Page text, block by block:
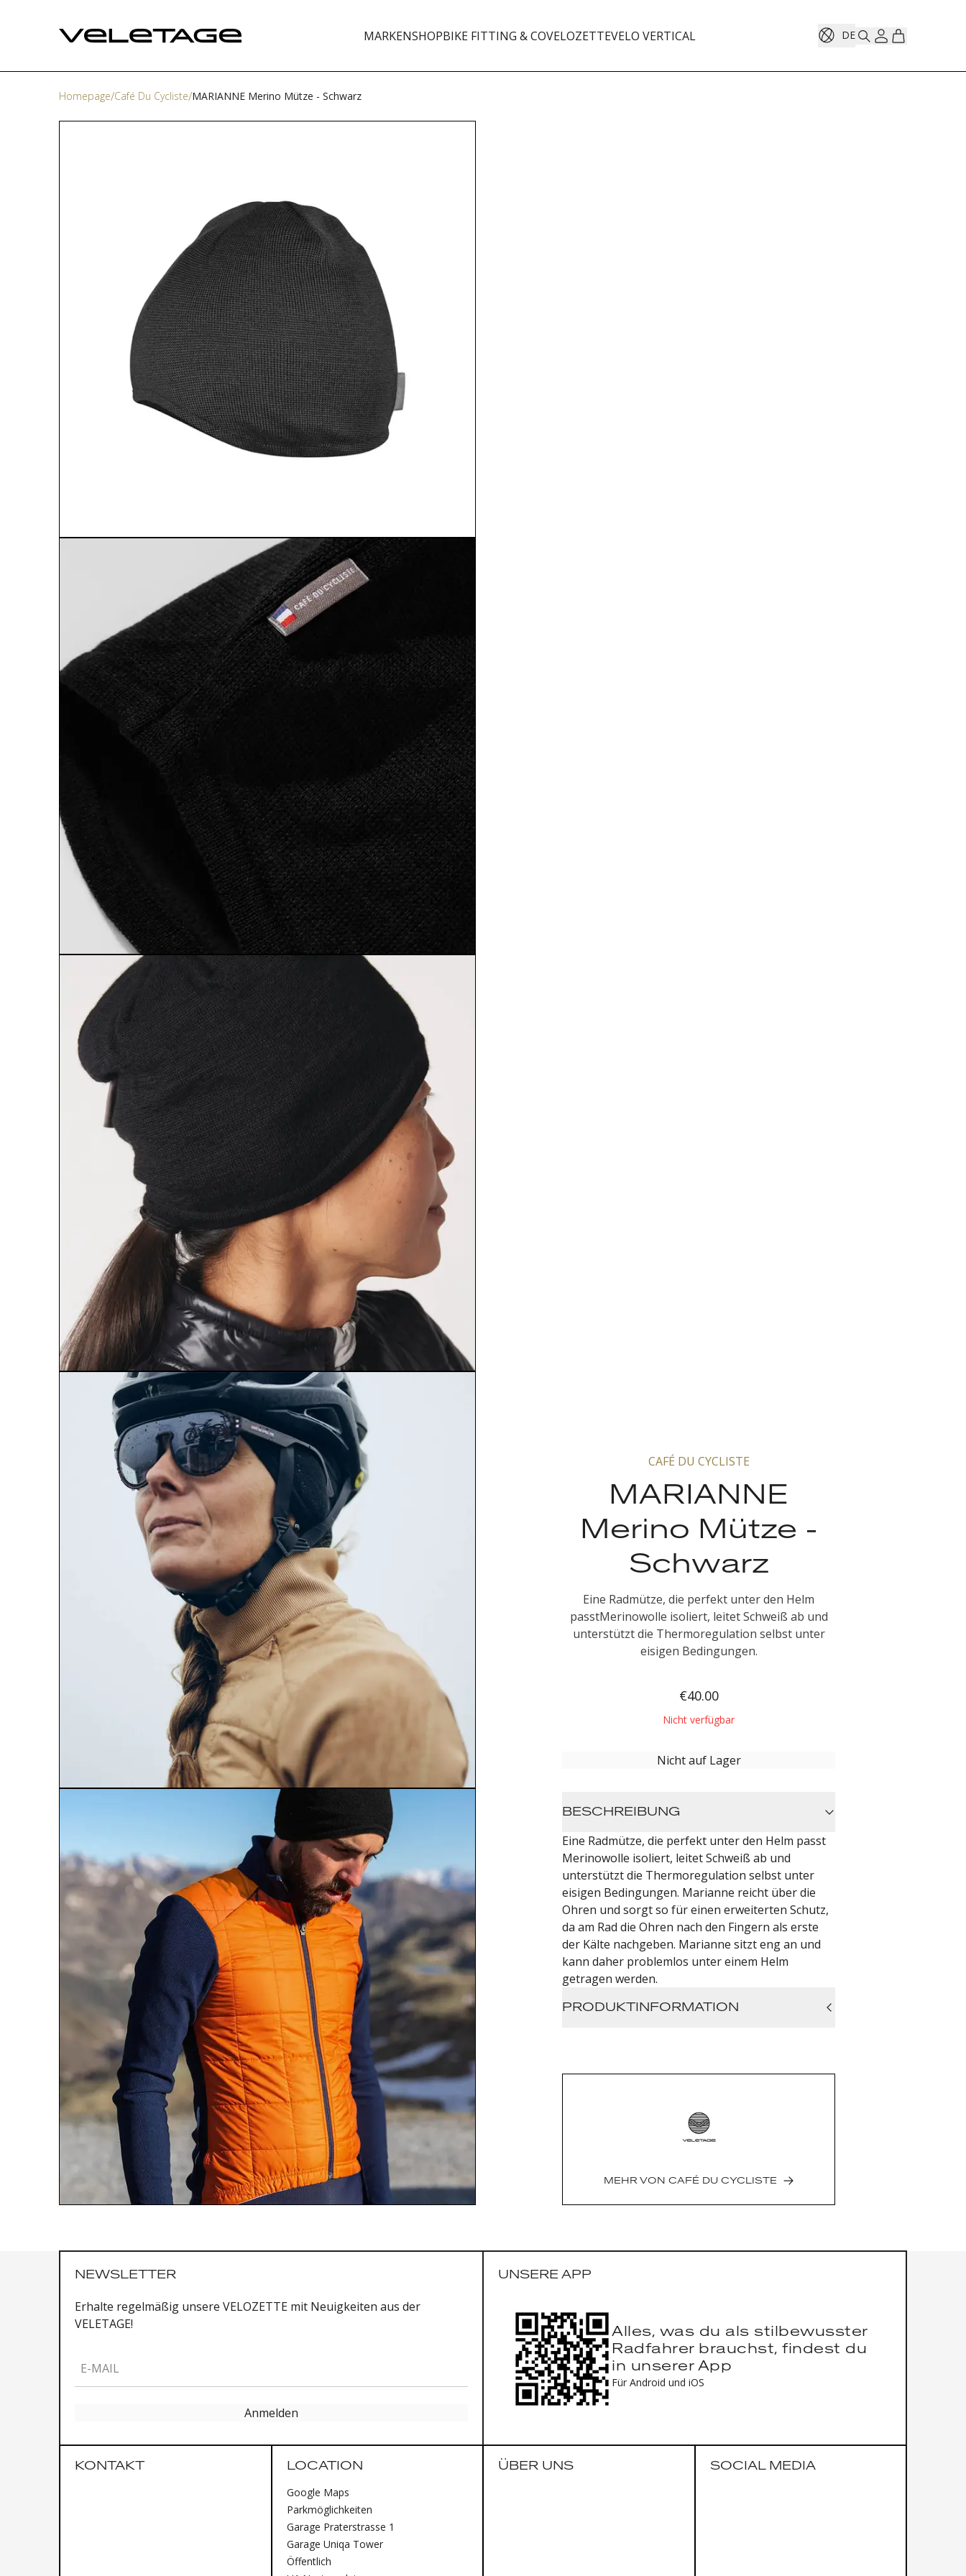
MARKENSHOPBIKE FITTING & COVELOZETTEVELO VERTICAL DE
Homepage Café Du Cycliste MARIANNE Merino Mütze - Schwarz
CAFÉ DU CYCLISTE
MARIANNE
Merino Mütze -
Schwarz
Eine Radmütze, die perfekt unter den Helm
passtMerinowolle isoliert, leitet Schweiß ab und
unterstützt die Thermoregulation selbst unter
eisigen Bedingungen.
€40.00
Nicht verfügbar
Nicht auf Lager
BESCHREIBUNG
Eine Radmütze, die perfekt unter den Helm passt
Merinowolle isoliert, leitet Schweiß ab und
unterstützt die Thermoregulation selbst unter
eisigen Bedingungen. Marianne reicht über die
Ohren und sorgt so für einen erweiterten Schutz,
da am Rad die Ohren nach den Fingern als erste
der Kälte nachgeben. Marianne sitzt eng an und
kann daher problemlos unter einem Helm
getragen werden.
PRODUKTINFORMATION
Einheitsgröße
MEHR VON CAFÉ DU CYCLISTE
NEWSLETTER
Erhalte regelmäßig unsere VELOZETTE mit Neuigkeiten aus der
VELETAGE!
E-MAIL
Anmelden
UNSERE APP
Alles, was du als stilbewusster
Radfahrer brauchst, findest du
in unserer App
Für Android und iOS
KONTAKT LOCATION
Google Maps
Parkmöglichkeiten
Garage Praterstrasse 1
Garage Uniqa Tower
Öffentlich
ÜBER UNS SOCIAL MEDIA